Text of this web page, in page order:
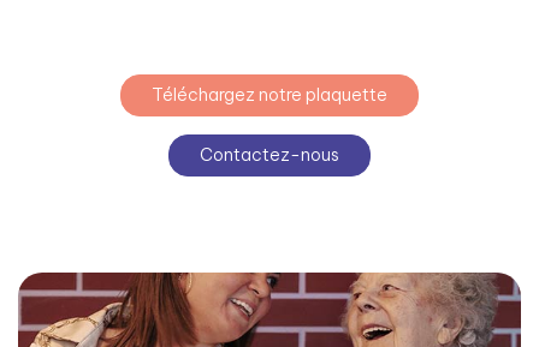
Téléchargez notre plaquette
Contactez-nous